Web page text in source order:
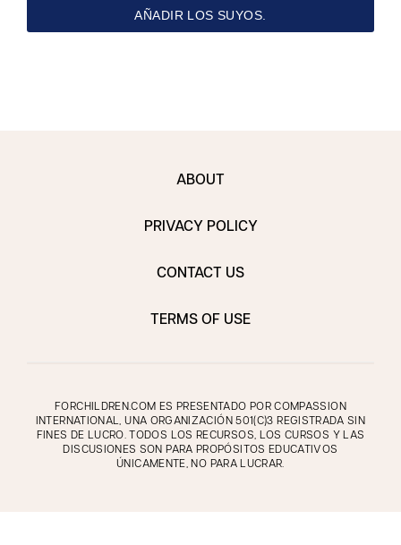
AÑADIR LOS SUYOS.
ABOUT
PRIVACY POLICY
CONTACT US
TERMS OF USE
FORCHILDREN.COM ES PRESENTADO POR COMPASSION
INTERNATIONAL, UNA ORGANIZACIÓN 501(C)3 REGISTRADA SIN
FINES DE LUCRO. TODOS LOS RECURSOS, LOS CURSOS Y LAS
DISCUSIONES SON PARA PROPÓSITOS EDUCATIVOS
ÚNICAMENTE, NO PARA LUCRAR.